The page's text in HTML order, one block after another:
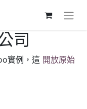
司
實例，這 開放原始